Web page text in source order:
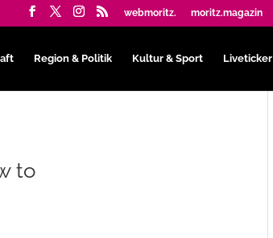
webmoritz. moritz.magazin
Region & Politik Kultur & Sport Liveticker
to